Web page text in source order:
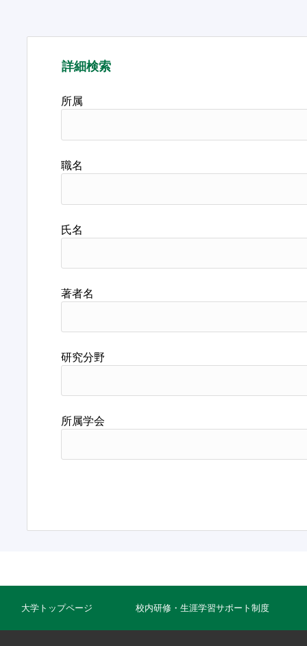
詳細検索
所属
職名
氏名
著者名
研究分野
所属学会
大学トップページ 校内研修・生涯学習サポート制度